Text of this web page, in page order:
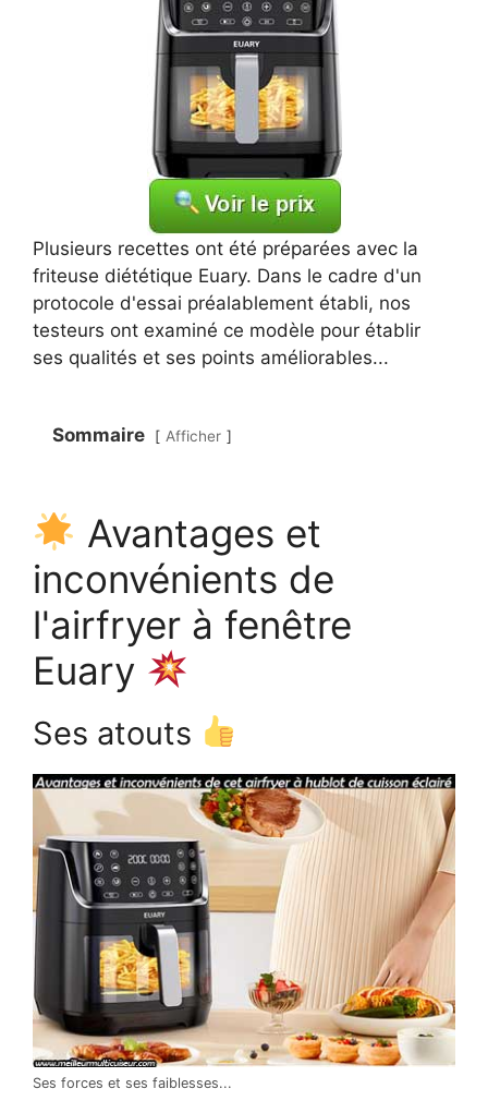
Plusieurs recettes ont été préparées avec la
friteuse diététique Euary. Dans le cadre d'un
protocole d'essai préalablement établi, nos
testeurs ont examiné ce modèle pour établir
ses qualités et ses points améliorables...
Sommaire Afficher
Avantages et
inconvénients de
l'airfryer à fenêtre
Euary
Ses atouts
Ses forces et ses faiblesses...